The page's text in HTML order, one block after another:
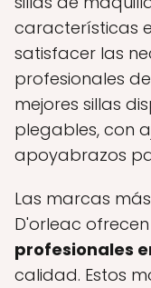
características
satisfacer las
profesionales
mejores sillas
plegables, con
apoyabrazos
Las marcas
D'orleac ofrecen
profesionales
calidad. Estos